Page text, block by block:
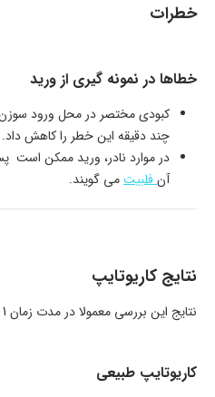
خطرات
خطاها در نمونه گیری از ورید
کبودی مختصر در محل ورود
چند دقیقه این خطر را کاهش داد.
در موارد نادر، ورید ممکن
آنفلبیتمی گویند.
نتایج کاریوتایپ
نتایج این بررسی معمولا در مدت زمان 1 تا 2 هفته آماده می شود.
کاریوتایپ طبیعی